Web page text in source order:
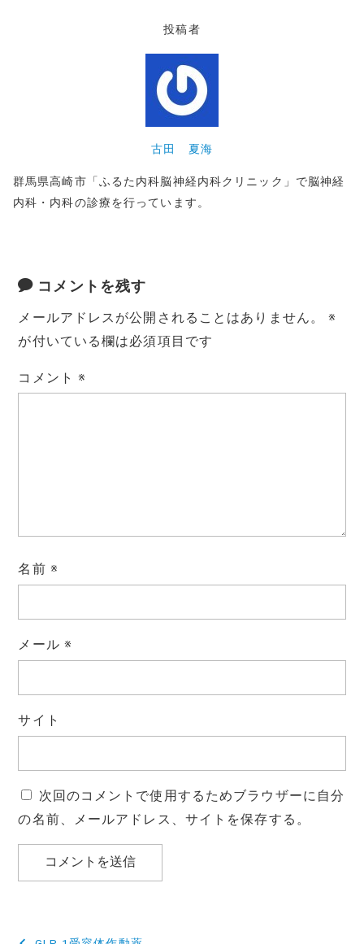
投稿者
古田 夏海
群馬県高崎市「ふるた内科脳神経内科クリニック」で脳神経
内科・内科の診療を行っています。
コメントを残す
メールアドレスが公開されることはありません。
※
が付いている欄は必須項目です
コメント※
名前 ※
メール ※
サイト
次回のコメントで使用するためブラウザーに自分
の名前、メールアドレス、サイトを保存する。
投